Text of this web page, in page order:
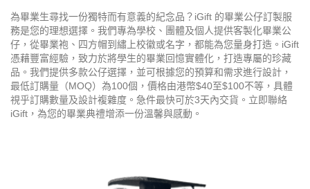
為畢業生尋找一份獨特而有意義的紀念品？iGift 的畢業公仔訂製服
務是您的理想選擇。我們專為學校、團體及個人提供客製化畢業公
仔，從畢業袍、四方帽到繡上校徽或名字，都能為您量身打造。iGift
憑藉豐富經驗，致力於將學生的畢業回憶實體化，打造專屬的珍藏
品。我們提供多款公仔選擇，並可根據您的預算和需求進行設計，
最低訂購量（MOQ）為100個，價格由港幣$40至$100不等，具體
視乎訂購數量及設計複雜度。急件最快可於3天內交貨。立即聯絡
iGift，為您的畢業典禮增添一份溫馨與感動。